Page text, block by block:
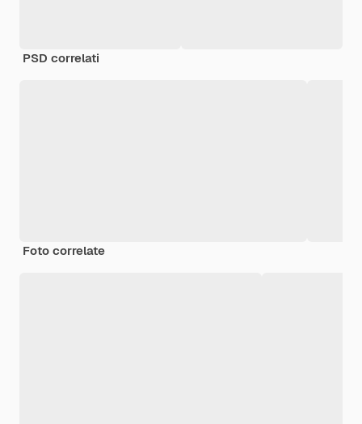
PSD correlati
Foto correlate